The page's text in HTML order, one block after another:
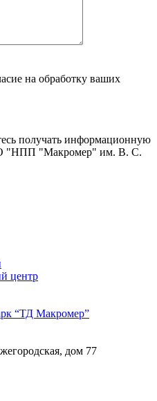
на обработку ваших
получать информационную
"НПП "Макромер" им. В. С.
центр
“ТД Макромер”
дом 77